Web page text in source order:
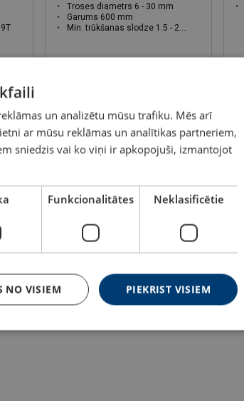
Troses diametrs 6 - 30 mm
Garums 600 mm
Min. trūkšanas slodze 1.5 - 2.26 T
LATVIAN
ENGLISH TRANSLATION
un analizētu mūsu trafiku. Mēs arī
ar mūsu reklāmas un analītikas partneriem,
sniedzis vai ko viņi ir apkopojuši, izmantojot
Funkcionalitātes Neklasificētie
PIEKRIST VISIEM
NO VISIEM